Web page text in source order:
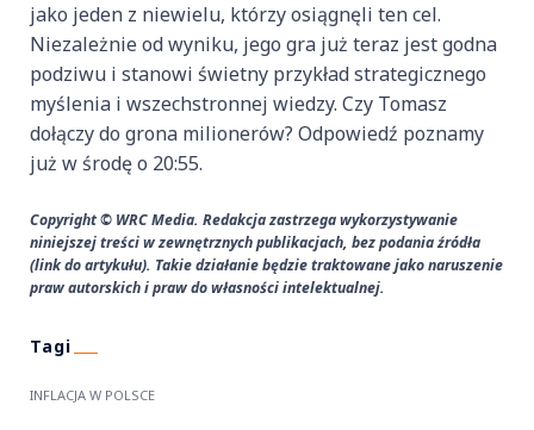
jako jeden z niewielu, którzy osiągnęli ten cel.
Niezależnie od wyniku, jego gra już teraz jest godna
podziwu i stanowi świetny przykład strategicznego
myślenia i wszechstronnej wiedzy. Czy Tomasz
dołączy do grona milionerów? Odpowiedź poznamy
już w środę o 20:55.
Copyright © WRC Media. Redakcja zastrzega wykorzystywanie
niniejszej treści w zewnętrznych publikacjach, bez podania źródła
(link do artykułu). Takie działanie będzie traktowane jako naruszenie
praw autorskich i praw do własności intelektualnej.
INFLACJA W POLSCE